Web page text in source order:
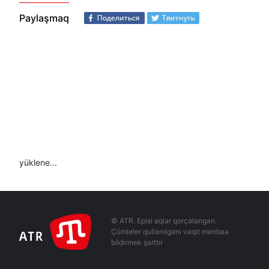
Paylaşmaq
yüklene...
© ATR. Episi aqlar qorçalangan.
Çümleler qullanılganı vaqıt menbaa
bildirmek şarttır